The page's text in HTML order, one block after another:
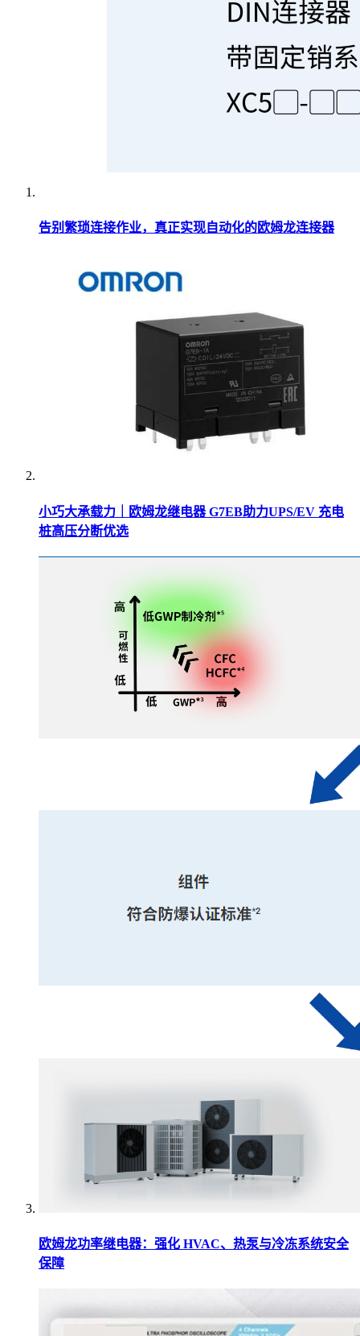
告别繁琐连接作业，真正实现自动化的欧姆龙连接器
小巧大承载力｜欧姆龙继电器 G7EB助力UPS/EV 充电
桩高压分断优选
欧姆龙功率继电器：强化 HVAC、热泵与冷冻系统安全
保障